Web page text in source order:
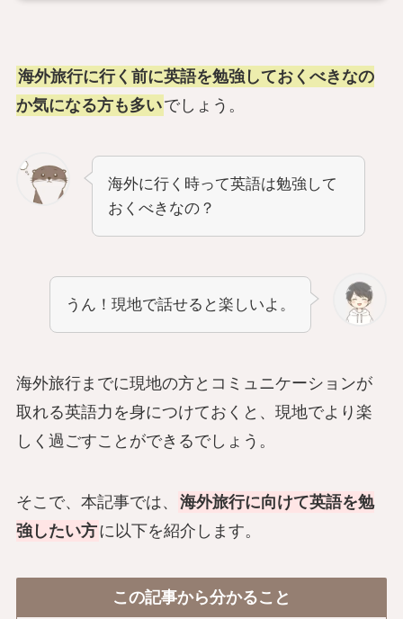
海外旅行に行く前に英語を勉強しておくべきなの
か気になる方も多いでしょう。
海外に行く時って英語は勉強して
おくべきなの？
うん！現地で話せると楽しいよ。
海外旅行までに現地の方とコミュニケーションが
取れる英語力を身につけておくと、現地でより楽
しく過ごすことができるでしょう。
そこで、本記事では、
海外旅行に向けて英語を勉
強したい方に以下を紹介します。
この記事から分かること